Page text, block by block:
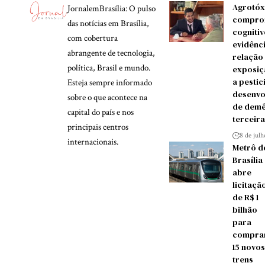
JornalemBrasília: O pulso
das notícias em Brasília,
com cobertura
abrangente de tecnologia,
política, Brasil e mundo.
Esteja sempre informado
sobre o que acontece na
capital do país e nos
principais centros
internacionais.
a
de
8 de
Metrô
Brasília
abre
de R$ 1
bilhão
para
15 novos
trens